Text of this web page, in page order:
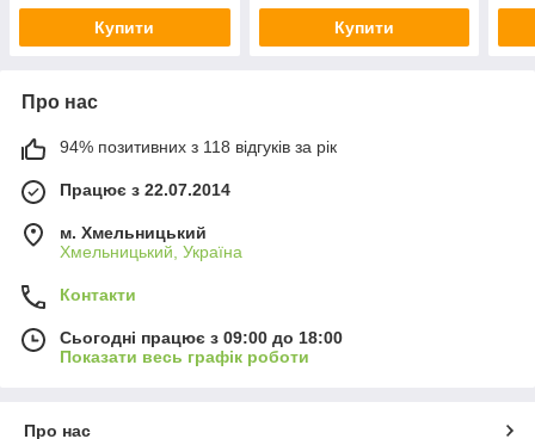
Купити Купити
Про нас
94% позитивних з 118 відгуків за рік
Працює з 22.07.2014
м. Хмельницький
Хмельницький, Україна
Контакти
Сьогодні працює з 09:00 до 18:00
Показати весь графік роботи
Про нас